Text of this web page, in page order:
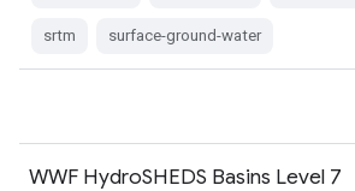
srtm surface-ground-water
WWF HydroSHEDS Basins Level 7